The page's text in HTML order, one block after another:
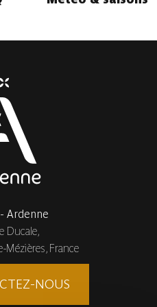
Ardenne
Ducale,
Mézières, France
NOUS